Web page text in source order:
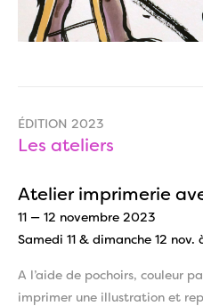
ÉDITION 2023
Les ateliers
Atelier imprimerie
11 — 12 novembre 2023
Samedi 11 & dimanche 12 nov.
A l’aide de pochoirs, couleur
imprimer une illustration et